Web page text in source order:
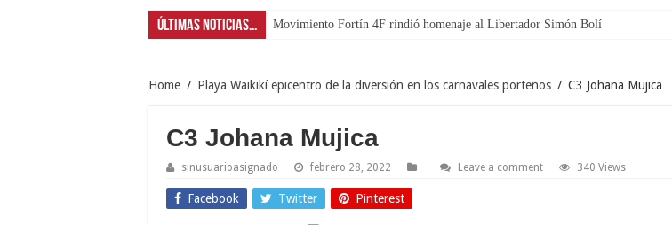
Últimas Noticias... Movimiento Fortín 4F rindió homenaje al Libertador Simón Bolívar recordando
Home / Playa Waikikí epicentro de la diversión en los carnavales porteños / C3 Johana Mujica
C3 Johana Mujica
sinusuarioasignado febrero 28, 2022 Leave a comment 340 Views
Facebook Twitter Pinterest